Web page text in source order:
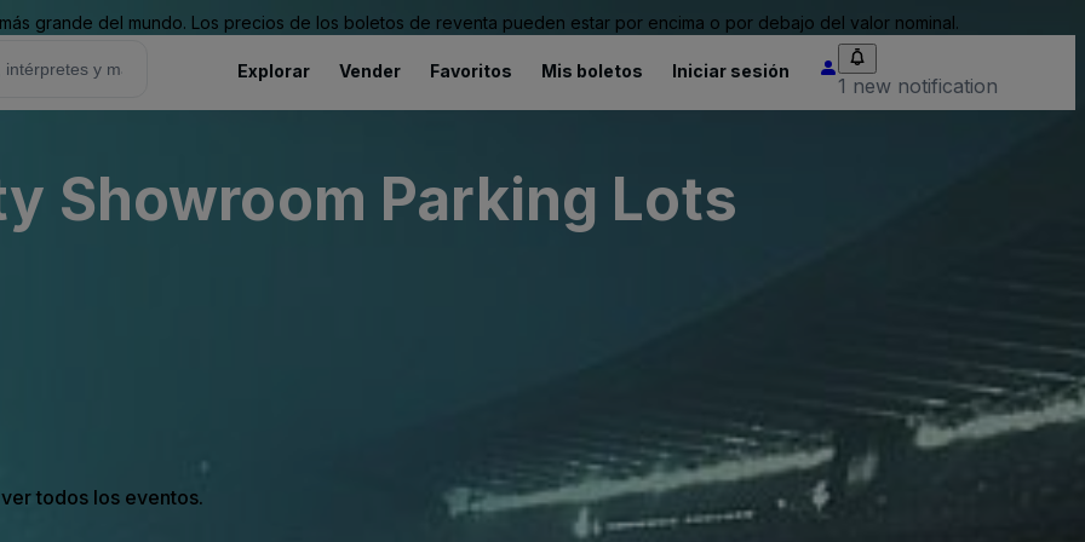
grande del mundo. Los precios de los boletos de reventa pueden estar por encima o por debajo del valor nominal.
Explorar Vender Favoritos Mis boletos Iniciar sesión
1 new notification
Showroom Parking Lots
todos los eventos.